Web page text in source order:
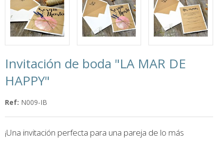
Invitación de boda "LA MAR DE
HAPPY"
Ref: N009-IB
¡Una invitación perfecta para una pareja de lo más